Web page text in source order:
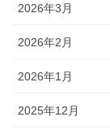
2026年3月
2026年2月
2026年1月
2025年12月